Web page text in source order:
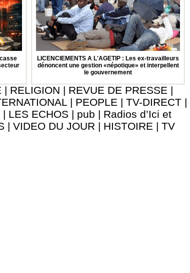
LICENCIEMENTS A L'AGETIP : Les ex-travailleurs
dénoncent une gestion «népotique» et interpellent
le gouvernement
| RELIGION | REVUE DE PRESSE |
| PEOPLE | TV-DIRECT |
| LES ECHOS | pub | Radios d’Ici et
| VIDEO DU JOUR | HISTOIRE | TV